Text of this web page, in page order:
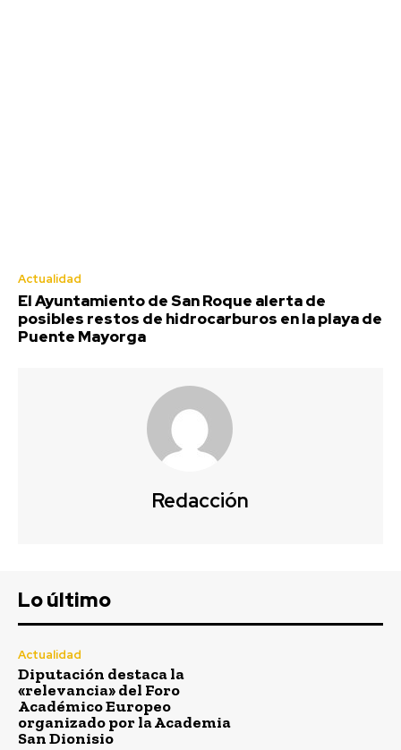
Actualidad
El Ayuntamiento de San Roque alerta de
posibles restos de hidrocarburos en la playa de
Puente Mayorga
Redacción
Lo último
Actualidad
Diputación destaca la
«relevancia» del Foro
Académico Europeo
organizado por la Academia
San Dionisio